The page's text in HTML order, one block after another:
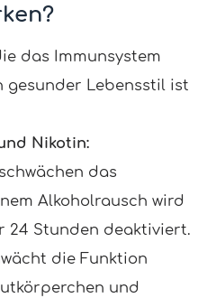
das Immunsystem
gesunder Lebensstil ist
Nikotin:
das
Alkoholrausch wird
24 Stunden deaktiviert.
die Funktion
und